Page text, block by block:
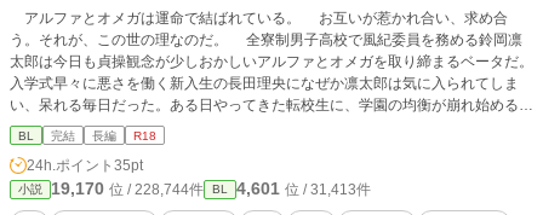
アルファとオメガは運命で結ばれている。 お互いが惹かれ合い、求め合
う。それが、この世の理なのだ。 全寮制男子高校で風紀委員を務める鈴岡凛
太郎は今日も貞操観念が少しおかしいアルファとオメガを取り締まるベータだ。
入学式早々に悪さを働く新入生の長田理央になぜか凛太郎は気に入られてしま
い、呆れる毎日だった。ある日やってきた転校生に、学園の均衡が崩れ始める。
その中で、中等部時代の日々が思い起こされる…。 大好きだった先輩との幸
せだった思い出、そして再会。 ずっと忘れられないあの時から、凛太郎は逃
げ出すことができない…―― ＊＊＊＊＊ 「甘雨ふりをり」に登場する風紀委
員の凛太郎主人公の話です。単品でも読めます。リンクされるものもあるので、
BL 完結 長編 R18
24h.ポイント 35pt
小説 19,170 位 / 228,744件 BL 4,601 位 / 31,413件